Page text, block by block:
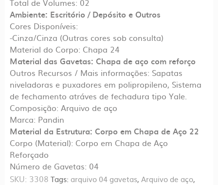
Ambiente: Escritório / Depósito e Outros
Cores Disponíveis:
-Cinza/Cinza (Outras cores sob consulta)
Material do Corpo: Chapa 24
Material das Gavetas: Chapa de aço com reforço
Outros Recursos / Mais informações: Sapatas
niveladoras e puxadores em polipropileno, Sistema
de fechamento atráves de fechadura tipo Yale.
Composição: Arquivo de aço
Marca: Pandin
Material da Estrutura: Corpo em Chapa de Aço 22
Corpo (Material): Corpo em Chapa de Aço
Reforçado
Número de Gavetas: 04
SKU: 3308 Tags: arquivo 04 gavetas, Arquivo de aço,